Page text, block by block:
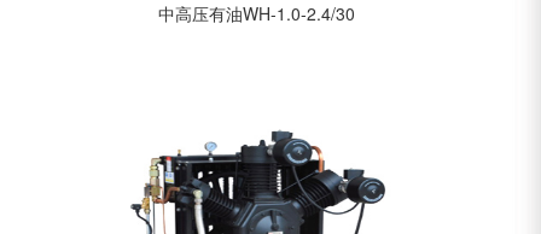
中高压有油WH-1.0-2.4/30